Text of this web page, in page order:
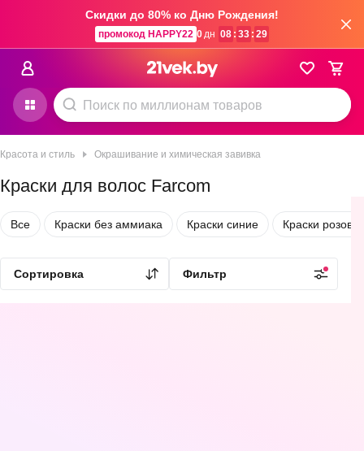
Скидки до 80% ко Дню Рождения!
промокод HAPPY22 0 дн 08 : 33 : 29
Окрашивание и химическая завивка
Красота и стиль
Краски для волос Farcom
Все Краски без аммиака Краски синие Краски
Сортировка Фильтр
Estel De Luxe
149)